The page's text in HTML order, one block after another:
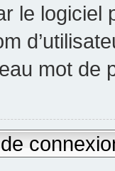
le logiciel
mot de